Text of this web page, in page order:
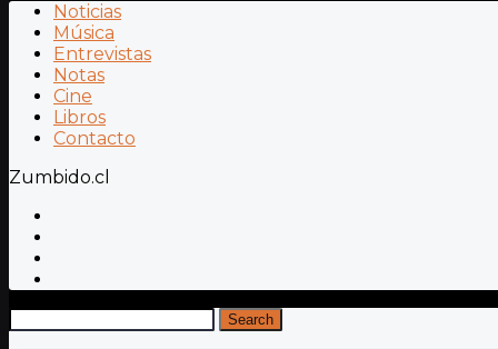
Noticias
Música
Entrevistas
Notas
Cine
Libros
Contacto
Zumbido.cl
Search